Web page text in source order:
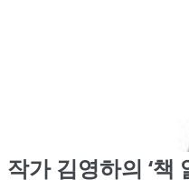
작가 김영하의 ‘책